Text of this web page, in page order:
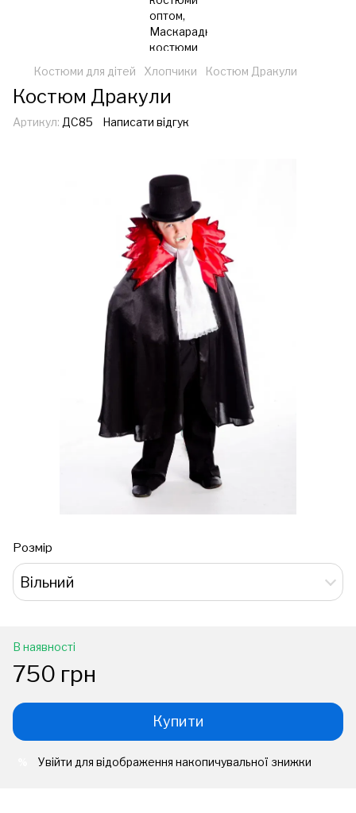
Костюми для дітей Хлопчики Костюм Дракули
Костюм Дракули
Артикул: ДС85 Написати відгук
Розмір
Вільний
В наявності
750 грн
Купити
Увійти для відображення накопичувальної знижки